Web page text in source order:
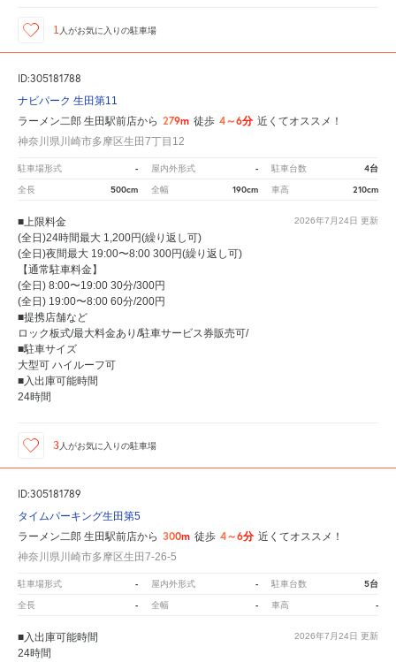
1 人がお気に入りの駐車場
ID:305181788
ナビパーク 生田第11
ラーメン二郎 生田駅前店から 279m 徒歩 4～6分 近くてオススメ！
神奈川県川崎市多摩区生田7丁目12
駐車場形式 - 屋内外形式 - 駐車台数 4台
全長 500cm 全幅 190cm 車高 210cm
2026年7月24日 更新
■上限料金
(全日)24時間最大 1,200円(繰り返し可)
(全日)夜間最大 19:00〜8:00 300円(繰り返し可)
【通常駐車料金】
(全日) 8:00〜19:00 30分/300円
(全日) 19:00〜8:00 60分/200円
■提携店舗など
ロック板式/最大料金あり/駐車サービス券販売可/
■駐車サイズ
大型可 ハイルーフ可
■入出庫可能時間
24時間
3 人がお気に入りの駐車場
ID:305181789
タイムパーキング生田第5
ラーメン二郎 生田駅前店から 300m 徒歩 4～6分 近くてオススメ！
神奈川県川崎市多摩区生田7-26-5
駐車場形式 - 屋内外形式 - 駐車台数 5台
全長 - 全幅 - 車高 -
2026年7月24日 更新
■入出庫可能時間
24時間